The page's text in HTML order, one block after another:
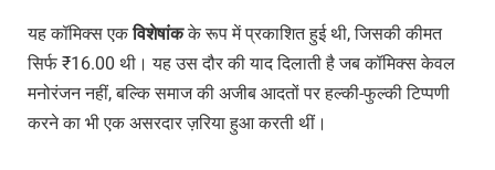
यह कॉमिक्स एकविशेषांकके रूप में प्रकाशित हुई थी, जिसकी कीमत
सिर्फ ₹16.00 थी। यह उस दौर की याद दिलाती है जब कॉमिक्स केवल
मनोरंजन नहीं, बल्कि समाज की अजीब आदतों पर हल्की-फुल्की टिप्पणी
करने का भी एक असरदार ज़रिया हुआ करती थीं।